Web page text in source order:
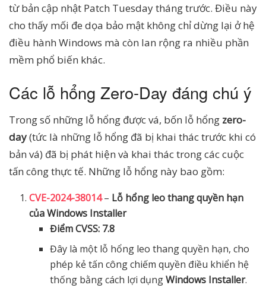
từ bản cập nhật Patch Tuesday tháng trước. Điều này
cho thấy mối đe dọa bảo mật không chỉ dừng lại ở hệ
điều hành Windows mà còn lan rộng ra nhiều phần
mềm phổ biến khác.
Các lỗ hổng Zero-Day đáng chú ý
Trong số những lỗ hổng được vá, bốn lỗ hổng zero-
day(tức là những lỗ hổng đã bị khai thác trước khi có
bản vá) đã bị phát hiện và khai thác trong các cuộc
tấn công thực tế. Những lỗ hổng này bao gồm:
CVE-2024-38014– Lỗ hổng leo thang quyền hạn
của Windows Installer
Điểm CVSS: 7.8
Đây là một lỗ hổng leo thang quyền hạn, cho
phép kẻ tấn công chiếm quyền điều khiển hệ
thống bằng cách lợi dụngWindows Installer.